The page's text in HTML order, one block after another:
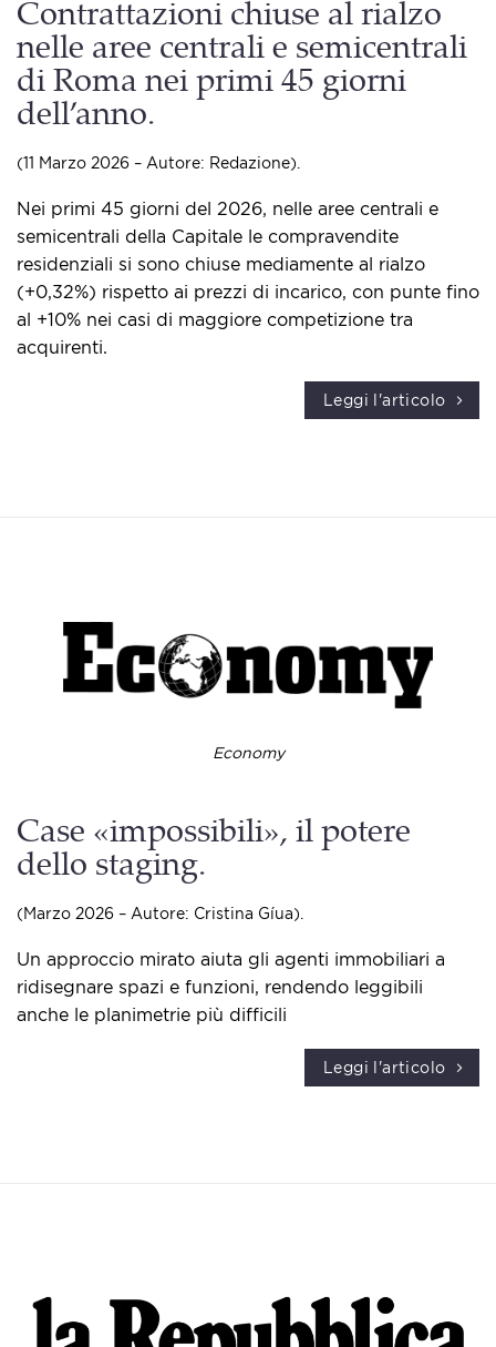
Contrattazioni chiuse al rialzo
nelle aree centrali e semicentrali
di Roma nei primi 45 giorni
dell’anno.
(11 Marzo 2026 – Autore: Redazione).
Nei primi 45 giorni del 2026, nelle aree centrali e
semicentrali della Capitale le compravendite
residenziali si sono chiuse mediamente al rialzo
(+0,32%) rispetto ai prezzi di incarico, con punte fino
al +10% nei casi di maggiore competizione tra
acquirenti.
Leggi l'articolo
Economy
Case «impossibili», il potere
dello staging.
(Marzo 2026 – Autore: Cristina Gíua).
Un approccio mirato aiuta gli agenti immobiliari a
ridisegnare spazi e funzioni, rendendo leggibili
anche le planimetrie più difficili
Leggi l'articolo